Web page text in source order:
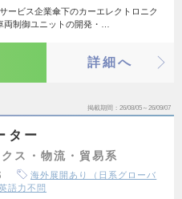
ービス企業傘下のカーエレクトロニク
両制御ユニットの開発・…
詳細へ
掲載期間 26/08/05～26/09/07
ター
ス・物流・貿易系
海外展開あり（日系グローバ
語力不問